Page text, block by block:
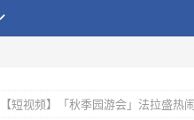
【短视频】「秋季园游会」法拉盛热